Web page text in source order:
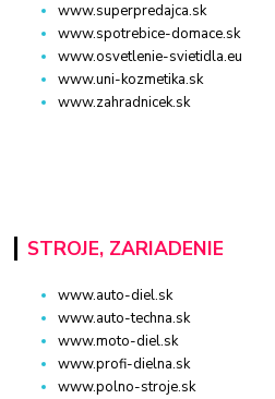
www.superpredajca.sk
www.spotrebice-domace.sk
www.osvetlenie-svietidla.eu
www.uni-kozmetika.sk
www.zahradnicek.sk
STROJE, ZARIADENIE
www.auto-diel.sk
www.auto-techna.sk
www.moto-diel.sk
www.profi-dielna.sk
www.polno-stroje.sk